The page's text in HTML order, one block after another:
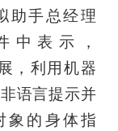
助手总经理
中表示，
，利用机器
语言提示并
象的身体指